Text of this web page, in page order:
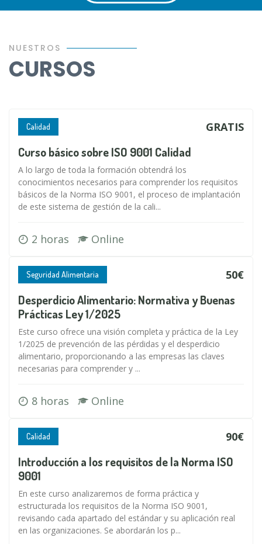
NUESTROS
CURSOS
Calidad GRATIS
Curso básico sobre ISO 9001 Calidad
A lo largo de toda la formación obtendrá los
conocimientos necesarios para comprender los requisitos
básicos de la Norma ISO 9001, el proceso de implantación
de este sistema de gestión de la cali...
2 horas Online
Seguridad Alimentaria 50€
Desperdicio Alimentario: Normativa y Buenas
Prácticas Ley 1/2025
Este curso ofrece una visión completa y práctica de la Ley
1/2025 de prevención de las pérdidas y el desperdicio
alimentario, proporcionando a las empresas las claves
necesarias para comprender y ...
8 horas Online
Calidad 90€
Introducción a los requisitos de la Norma ISO
9001
En este curso analizaremos de forma práctica y
estructurada los requisitos de la Norma ISO 9001,
revisando cada apartado del estándar y su aplicación real
en las organizaciones. Se abordarán los p...